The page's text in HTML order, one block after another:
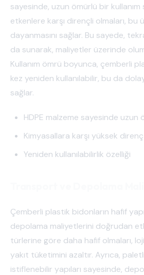
sayesinde, uzun ömürlü bir kullanım
etkenlere karşı dirençli olmaları, bu
dayanmasını sağlar. Bu sayede,
da sunarak, maliyetler üzerinde
Kullanım ömrü boyunca, çemberli
kez yeniden kullanılabilir, bu da
sağlar.
HDPE malzeme sayesinde uzun
Kimyasallara karşı yüksek direnç
Yeniden kullanılabilirlik özelliği
Çemberli plastik bidonların hafif
depolama maliyetlerini doğrudan
türlerine göre daha hafif olmaları,
yakıt tüketimini azaltır. Ayrıca,
istiflenebilir yapıları sayesinde,